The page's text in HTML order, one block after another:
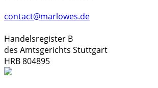
contact@marlowes.de
Handelsregister B
des Amtsgerichts Stuttgart
HRB 804895